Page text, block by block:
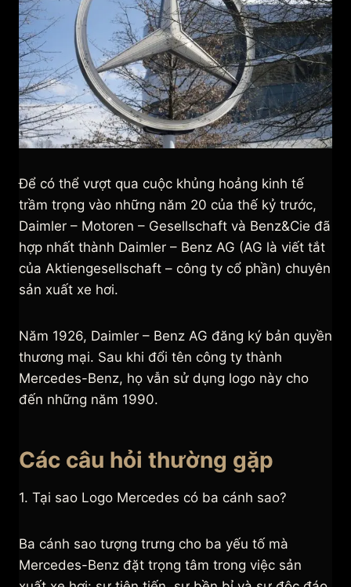
Để có thể vượt qua cuộc khủng hoảng kinh tế
trầm trọng vào những năm 20 của thế kỷ trước,
Daimler – Motoren – Gesellschaft và Benz&Cie đã
hợp nhất thành Daimler – Benz AG (AG là viết tắt
của Aktiengesellschaft – công ty cổ phần) chuyên
sản xuất xe hơi.
Năm 1926, Daimler – Benz AG đăng ký bản quyền
thương mại. Sau khi đổi tên công ty thành
Mercedes-Benz, họ vẫn sử dụng logo này cho
đến những năm 1990.
Các câu hỏi thường gặp
1. Tại sao Logo Mercedes có ba cánh sao?
Ba cánh sao tượng trưng cho ba yếu tố mà
Mercedes-Benz đặt trọng tâm trong việc sản